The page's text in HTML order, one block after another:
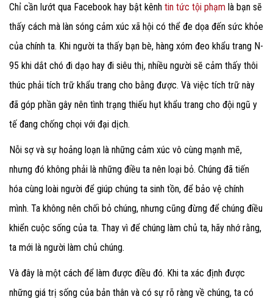
Chỉ cần lướt qua Facebook hay bật kênh tin tức tội phạm là bạn sẽ
thấy cách mà làn sóng cảm xúc xã hội có thể đe dọa đến sức khỏe
của chính ta. Khi người ta thấy bạn bè, hàng xóm đeo khẩu trang N-
95 khi dắt chó đi dạo hay đi siêu thị, nhiều người sẽ cảm thấy thôi
thúc phải tích trữ khẩu trang cho bằng được. Và việc tích trữ này
đã góp phần gây nên tình trạng thiếu hụt khẩu trang cho đội ngũ y
tế đang chống chọi với đại dịch.
Nỗi sợ và sự hoảng loạn là những cảm xúc vô cùng mạnh mẽ,
nhưng đó không phải là những điều ta nên loại bỏ. Chúng đã tiến
hóa cùng loài người để giúp chúng ta sinh tồn, để bảo vệ chính
mình. Ta không nên chối bỏ chúng, nhưng cũng đừng để chúng điều
khiển cuộc sống của ta. Thay vì để chúng làm chủ ta, hãy nhớ rằng,
ta mới là người làm chủ chúng.
Và đây là một cách để làm được điều đó. Khi ta xác định được
những giá trị sống của bản thân và có sự rõ ràng về chúng, ta có